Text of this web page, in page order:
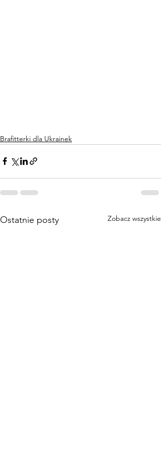
Brafitterki dla Ukrainek
Ostatnie posty Zobacz wszystkie